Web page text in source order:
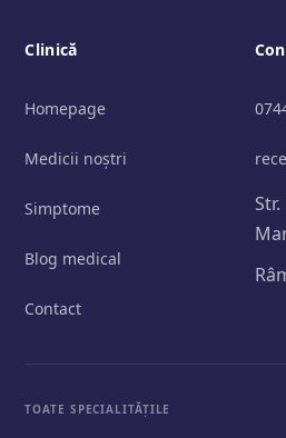
Clinică
Homepage
Medicii noștri
Simptome
Blog medical
Contact
TOATE SPECIALITĂȚILE